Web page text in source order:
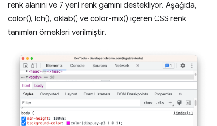
renk alanını ve 7 yeni renk gamını destekliyor. Aşağıda,
color(), lch(), oklab() ve color-mix() içeren CSS renk
tanımları örnekleri verilmiştir.